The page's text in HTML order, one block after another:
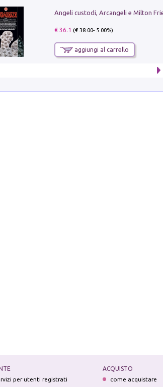
Angeli custodi, Arcangeli e Milton
€ 36.1 (€38.00- 5.00%)
aggiungi al carrello
per utenti registrati
ACQUISTO
come acquistare